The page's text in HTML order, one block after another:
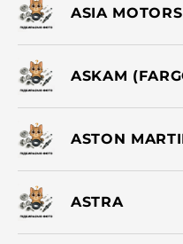
ASIA MOTORS
ASKAM
ASTON
ASTRA